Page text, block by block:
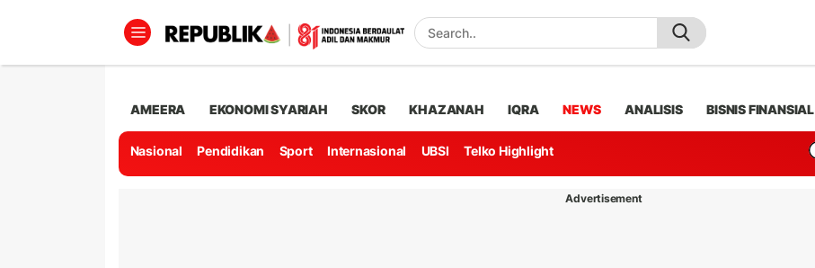
AMEERA EKONOMI SYARIAH SKOR KHAZANAH IQRA NEWS ANALISIS BISNIS FINANSIAL
Nasional Pendidikan Sport Internasional UBSI Telko Highlight
Advertisement